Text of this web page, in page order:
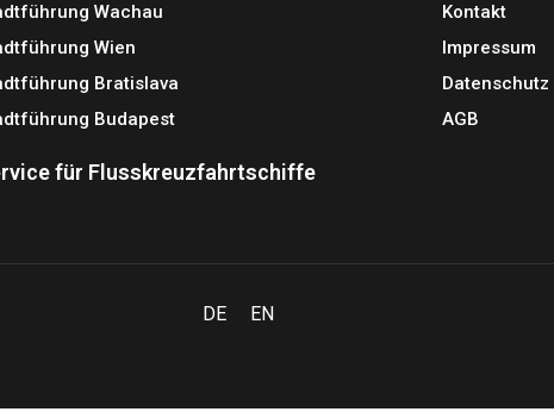
Wachau
Wien
Bratislava
Budapest
für Flusskreuzfahrtschiffe
Kontakt
Impressum
Datenschutz
AGB
DE EN